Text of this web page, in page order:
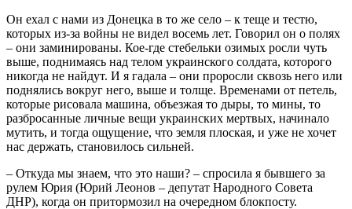
Он ехал с нами из Донецка в то же село – к теще и тестю,
которых из-за войны не видел восемь лет. Говорил он о полях
– они заминированы. Кое-где стебельки озимых росли чуть
выше, поднимаясь над телом украинского солдата, которого
никогда не найдут. И я гадала – они проросли сквозь него или
поднялись вокруг него, выше и толще. Временами от петель,
которые рисовала машина, объезжая то дыры, то мины, то
разбросанные личные вещи украинских мертвых, начинало
мутить, и тогда ощущение, что земля плоская, и уже не хочет
нас держать, становилось сильней.
– Откуда мы знаем, что это наши? – спросила я бывшего за
рулем Юрия (Юрий Леонов – депутат Народного Совета
ДНР), когда он притормозил на очередном блокпосту.